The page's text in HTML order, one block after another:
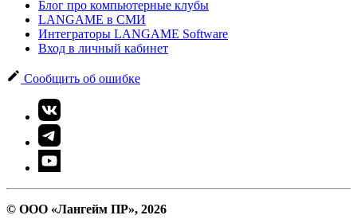
Блог про компьютерные клубы
LANGAME в СМИ
Интеграторы LANGAME Software
Вход в личный кабинет
Сообщить об ошибке
© ООО «Лангейм ПР», 2026